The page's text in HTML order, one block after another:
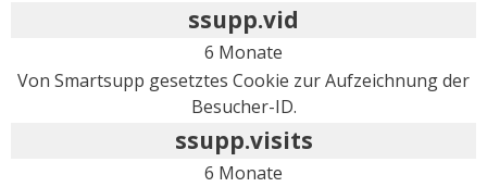
ssupp.vid
6 Monate
Von Smartsupp gesetztes Cookie zur Aufzeichnung der
Besucher-ID.
ssupp.visits
6 Monate